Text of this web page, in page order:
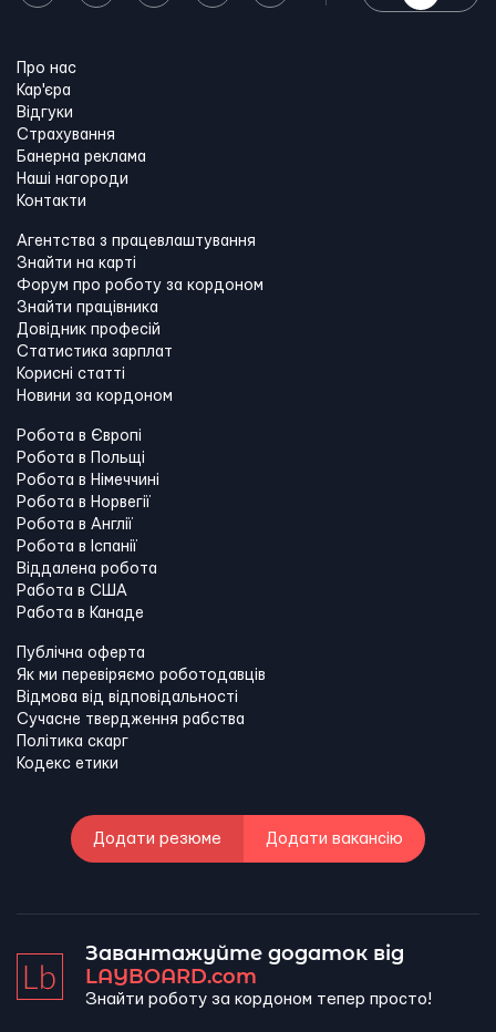
Про нас
Кар'єра
Відгуки
Страхування
Банерна реклама
Наші нагороди
Контакти
Агентства з працевлаштування
Знайти на карті
Форум про роботу за кордоном
Знайти працівника
Довідник професій
Статистика зарплат
Корисні статті
Новини за кордоном
Робота в Європі
Робота в Польщі
Робота в Німеччині
Робота в Норвегії
Робота в Англії
Робота в Іспанії
Віддалена робота
Работа в США
Работа в Канадe
Публічна оферта
Як ми перевіряємо роботодавців
Відмова від відповідальності
Сучасне твердження рабства
Політика скарг
Кодекс етики
Додати резюме Додати вакансію
Завантажуйте додаток від
LAYBOARD.com
Знайти роботу за кордоном тепер просто!